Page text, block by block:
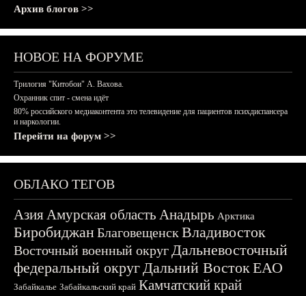
Архив блогов >>
НОВОЕ НА ФОРУМЕ
Трилогия "Китобои" А. Вахова.
Охранник спит - смена идёт
80% российского медиаконтента это телевидение для пациентов психдиспансера
и наркологии.
Перейти на форум >>
ОБЛАКО ТЕГОВ
АзияАмурская область Анадырь Арктика
БиробиджанБлаговещенскВладивосток
Восточный военный округДальневосточный
федеральный округДальний ВостокЕАО
Забайкалье Забайкальский край Камчатский край